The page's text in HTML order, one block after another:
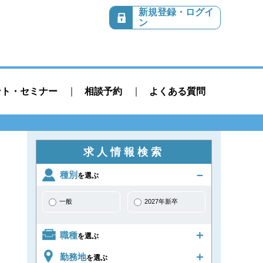
新規登録・ログイ
ン
・セミナー 相談予約 よくある質問
求人情報検索
種別 を選ぶ
一般 2027年新卒
職種を選ぶ
勤務地を選ぶ